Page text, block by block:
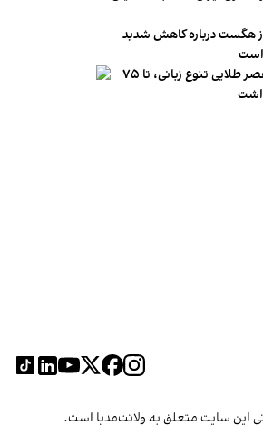
هگست درباره کاهش شدید
تخمین پژوهشگران: در عصر طلایی تنوع زبانی، تا ۷۵
این سایت متعلق به ولانت‌مدیا است.